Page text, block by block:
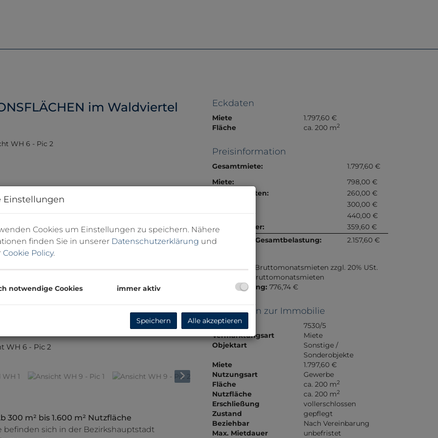
im Waldviertel
Ansicht Parkplatz und WH 1
300 m² bis 1.600 m² Nutzfläche
sich in der Bezirkshauptstadt
Eckdaten
Miete
1.797,60 €
Fläche
ca. 200 m2
Preisinformation
Gesamtmiete:
1.797,60 €
Miete:
798,00 €
Betriebskosten:
260,00 €
300,00 €
Sonstiges:
440,00 €
Umsatzsteuer:
359,60 €
monatliche Gesamtbelastung:
2.157,60 €
Provision:
3 Bruttomonatsmieten zzgl. 20% USt.
3 Bruttomonatsmieten
Vergebührung: 776,74 €
Basisdaten zur Immobilie
Objektnr.
7530/5
Vermarktungsart
Miete
Objektart
Sonstige /
Sonderobjekte
Miete
1.797,60 €
Nutzungsart
Gewerbe
Fläche
ca. 200 m2
Nutzfläche ca. 200 m2
Erschließung
vollerschlossen
Zustand
gepflegt
Beziehbar
Nach Vereinbarung
Max. Mietdauer
unbefristet
Einstellungen
Cookies um Einstellungen zu speichern. Nähere
finden Sie in unserer Datenschutzerklärung und
Cookie Policy.
notwendige Cookies immer aktiv
Speichern Alle akzeptieren